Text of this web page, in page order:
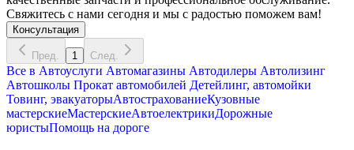
Свяжитесь с нами сегодня и мы с радостью поможем вам!
Консультация
Пред. 1 След.
Все в Автоуслуги Автомагазины Автодилеры Автолизинг
Автошколы Прокат автомобилей Детейлинг, автомойки
Товинг, эвакуаторыАвтострахованиеКузовные
мастерскиеМастерскиеАвтоелектрикиДорожные
юристыПомощь на дороге